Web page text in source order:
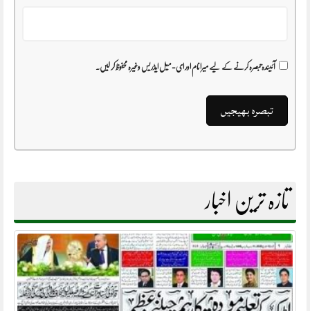
آئیندہ تبصرہ کرنے کے لیے میرا نام اور ای-میل ایڈریس وغیرہ محفوظ کر لیں۔
تازہ ترین اخبار